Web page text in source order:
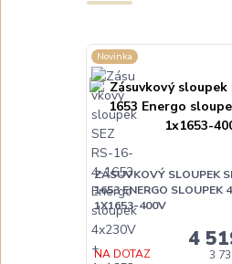
Novinka
ZÁSUVKOVÝ SLOUPEK
1653 ENERGO SLOUPEK
1X1653-400V
4
3
NA DOTAZ